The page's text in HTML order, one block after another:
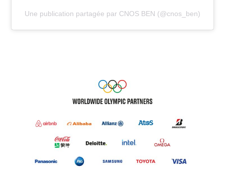
Une publication partagée par CNOS BEN (@cnos_ben)